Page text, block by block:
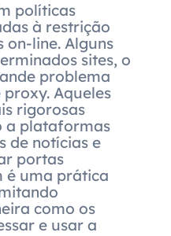
políticas
à restrição
on-line. Alguns
sites, o
problema
Aqueles
rigorosas
a plataformas
de notícias e
portas
é uma prática
como os
e usar a